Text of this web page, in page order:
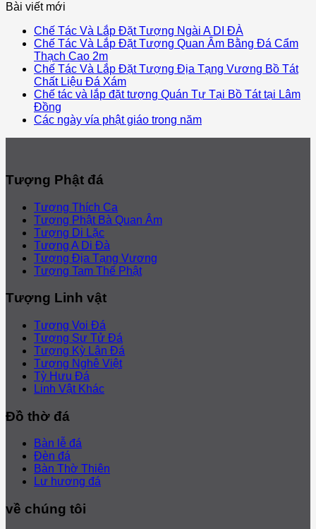
Bài viết mới
Chế Tác Và Lắp Đặt Tượng Ngài A DI ĐÀ
Chế Tác Và Lắp Đặt Tượng Quan Âm Bằng Đá Cẩm
Thạch Cao 2m
Chế Tác Và Lắp Đặt Tượng Địa Tạng Vương Bồ Tát
Chất Liệu Đá Xám
Chế tác và lắp đặt tượng Quán Tự Tại Bồ Tát tại Lâm
Đồng
Các ngày vía phật giáo trong năm
Tượng Phật đá
Tượng Thích Ca
Tượng Phật Bà Quan Âm
Tượng Di Lặc
Tượng A Di Đà
Tượng Địa Tạng Vương
Tượng Tam Thế Phật
Tượng Linh vật
Tượng Voi Đá
Tượng Sư Tử Đá
Tượng Kỳ Lân Đá
Tượng Nghê Việt
Tỳ Hưu Đá
Linh Vật Khác
Đồ thờ đá
Bàn lễ đá
Đèn đá
Bàn Thờ Thiên
Lư hương đá
về chúng tôi